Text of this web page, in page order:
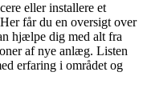
eller installere et
får du en oversigt over
hjælpe dig med alt fra
af nye anlæg. Listen
erfaring i området og